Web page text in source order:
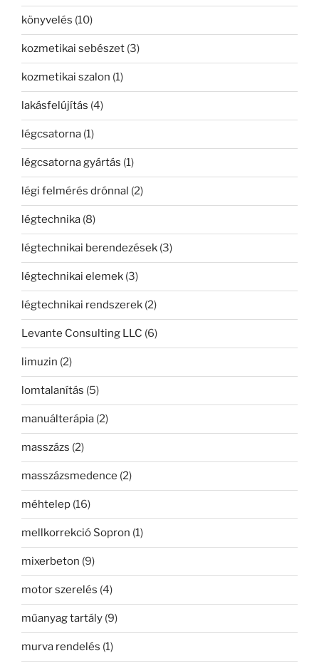
könyvelés (10)
kozmetikai sebészet (3)
kozmetikai szalon (1)
lakásfelújítás (4)
légcsatorna (1)
légcsatorna gyártás (1)
légi felmérés drónnal (2)
légtechnika (8)
légtechnikai berendezések (3)
légtechnikai elemek (3)
légtechnikai rendszerek (2)
Levante Consulting LLC (6)
limuzin (2)
lomtalanítás (5)
manuálterápia (2)
masszázs (2)
masszázsmedence (2)
méhtelep (16)
mellkorrekció Sopron (1)
mixerbeton (9)
motor szerelés (4)
műanyag tartály (9)
murva rendelés (1)